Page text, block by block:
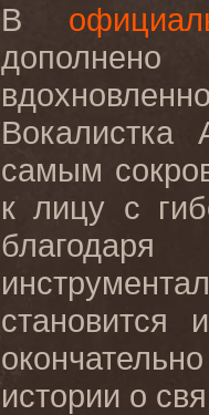
В
дополнено
Вокалистка
самым
к лицу с
становится
истории о